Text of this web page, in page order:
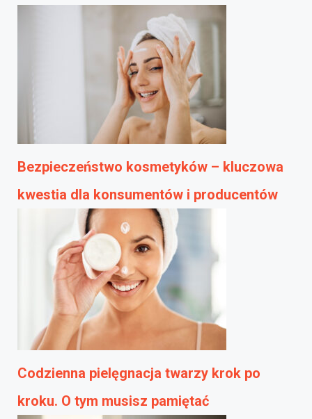
Bezpieczeństwo kosmetyków – kluczowa
kwestia dla konsumentów i producentów
Codzienna pielęgnacja twarzy krok po
kroku. O tym musisz pamiętać